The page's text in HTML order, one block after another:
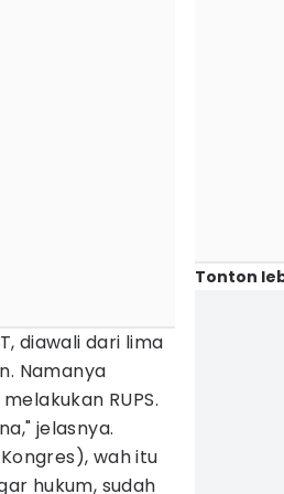
diawali dari lima
Namanya
RUPS.
jelasnya.
wah itu
hukum, sudah
Tonton